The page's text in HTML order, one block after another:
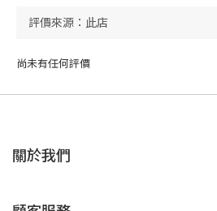
尚未有任何評價
關於我們